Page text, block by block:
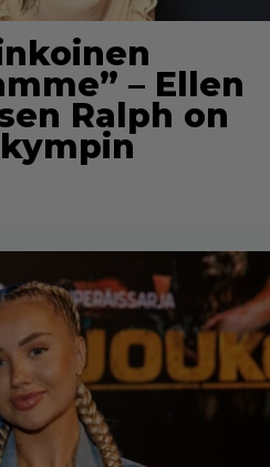
– Ellen
Ralph on